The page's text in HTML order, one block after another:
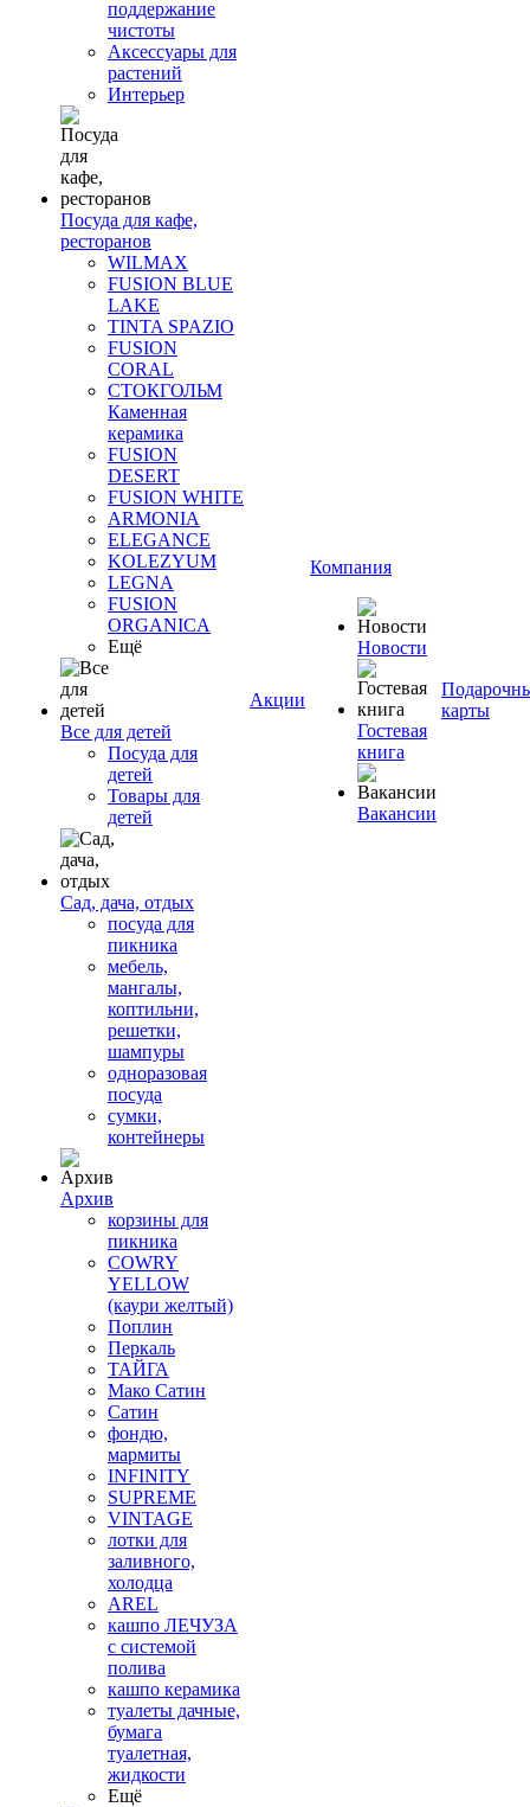
поддержание
чистоты
Аксессуары для
растений
Интерьер
Посуда для кафе,
ресторанов
WILMAX
FUSION BLUE
LAKE
TINTA SPAZIO
FUSION
CORAL
СТОКГОЛЬМ
Каменная
керамика
FUSION
DESERT
FUSION WHITE
ARMONIA
ELEGANCE
KOLEZYUM
LEGNA
FUSION
ORGANICA
Ещё
Все для детей
Посуда для
детей
Товары для
детей
Сад, дача, отдых
посуда для
пикника
мебель,
мангалы,
коптильни,
решетки,
шампуры
одноразовая
посуда
сумки,
контейнеры
Архив
корзины для
пикника
COWRY
YELLOW
(каури желтый)
Поплин
Перкаль
ТАЙГА
Мако Сатин
Сатин
фондю,
мармиты
INFINITY
SUPREME
VINTAGE
лотки для
заливного,
холодца
AREL
кашпо ЛЕЧУЗА
с системой
полива
кашпо керамика
туалеты дачные,
бумага
туалетная,
жидкости
Ещё
Акции
Компания
Новости
Гостевая
книга
Вакансии
карты